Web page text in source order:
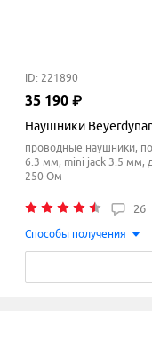
ID: 221890
35 190 ₽
Наушники
проводные наушники,
6.3 мм, mini jack 3.5 мм,
250 Ом
26
Способы получения